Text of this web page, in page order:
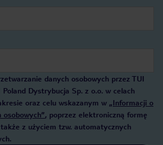
danych osobowych przez TUI
Poland Dystrybucja Sp. z o.o. w celach
oraz celu wskazanym w „Informacji o
, poprzez elektroniczną formę
z użyciem tzw. automatycznych